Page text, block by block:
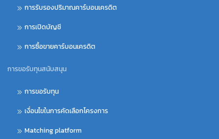
การรับรองปริมาณคาร์บอนเครดิต
การเปิดบัญชี
การซื้อขายคาร์บอนเครดิต
การขอรับทุนสนับสนุน
การขอรับทุน
เงื่อนไขในการคัดเลือกโครงการ
Matching platform